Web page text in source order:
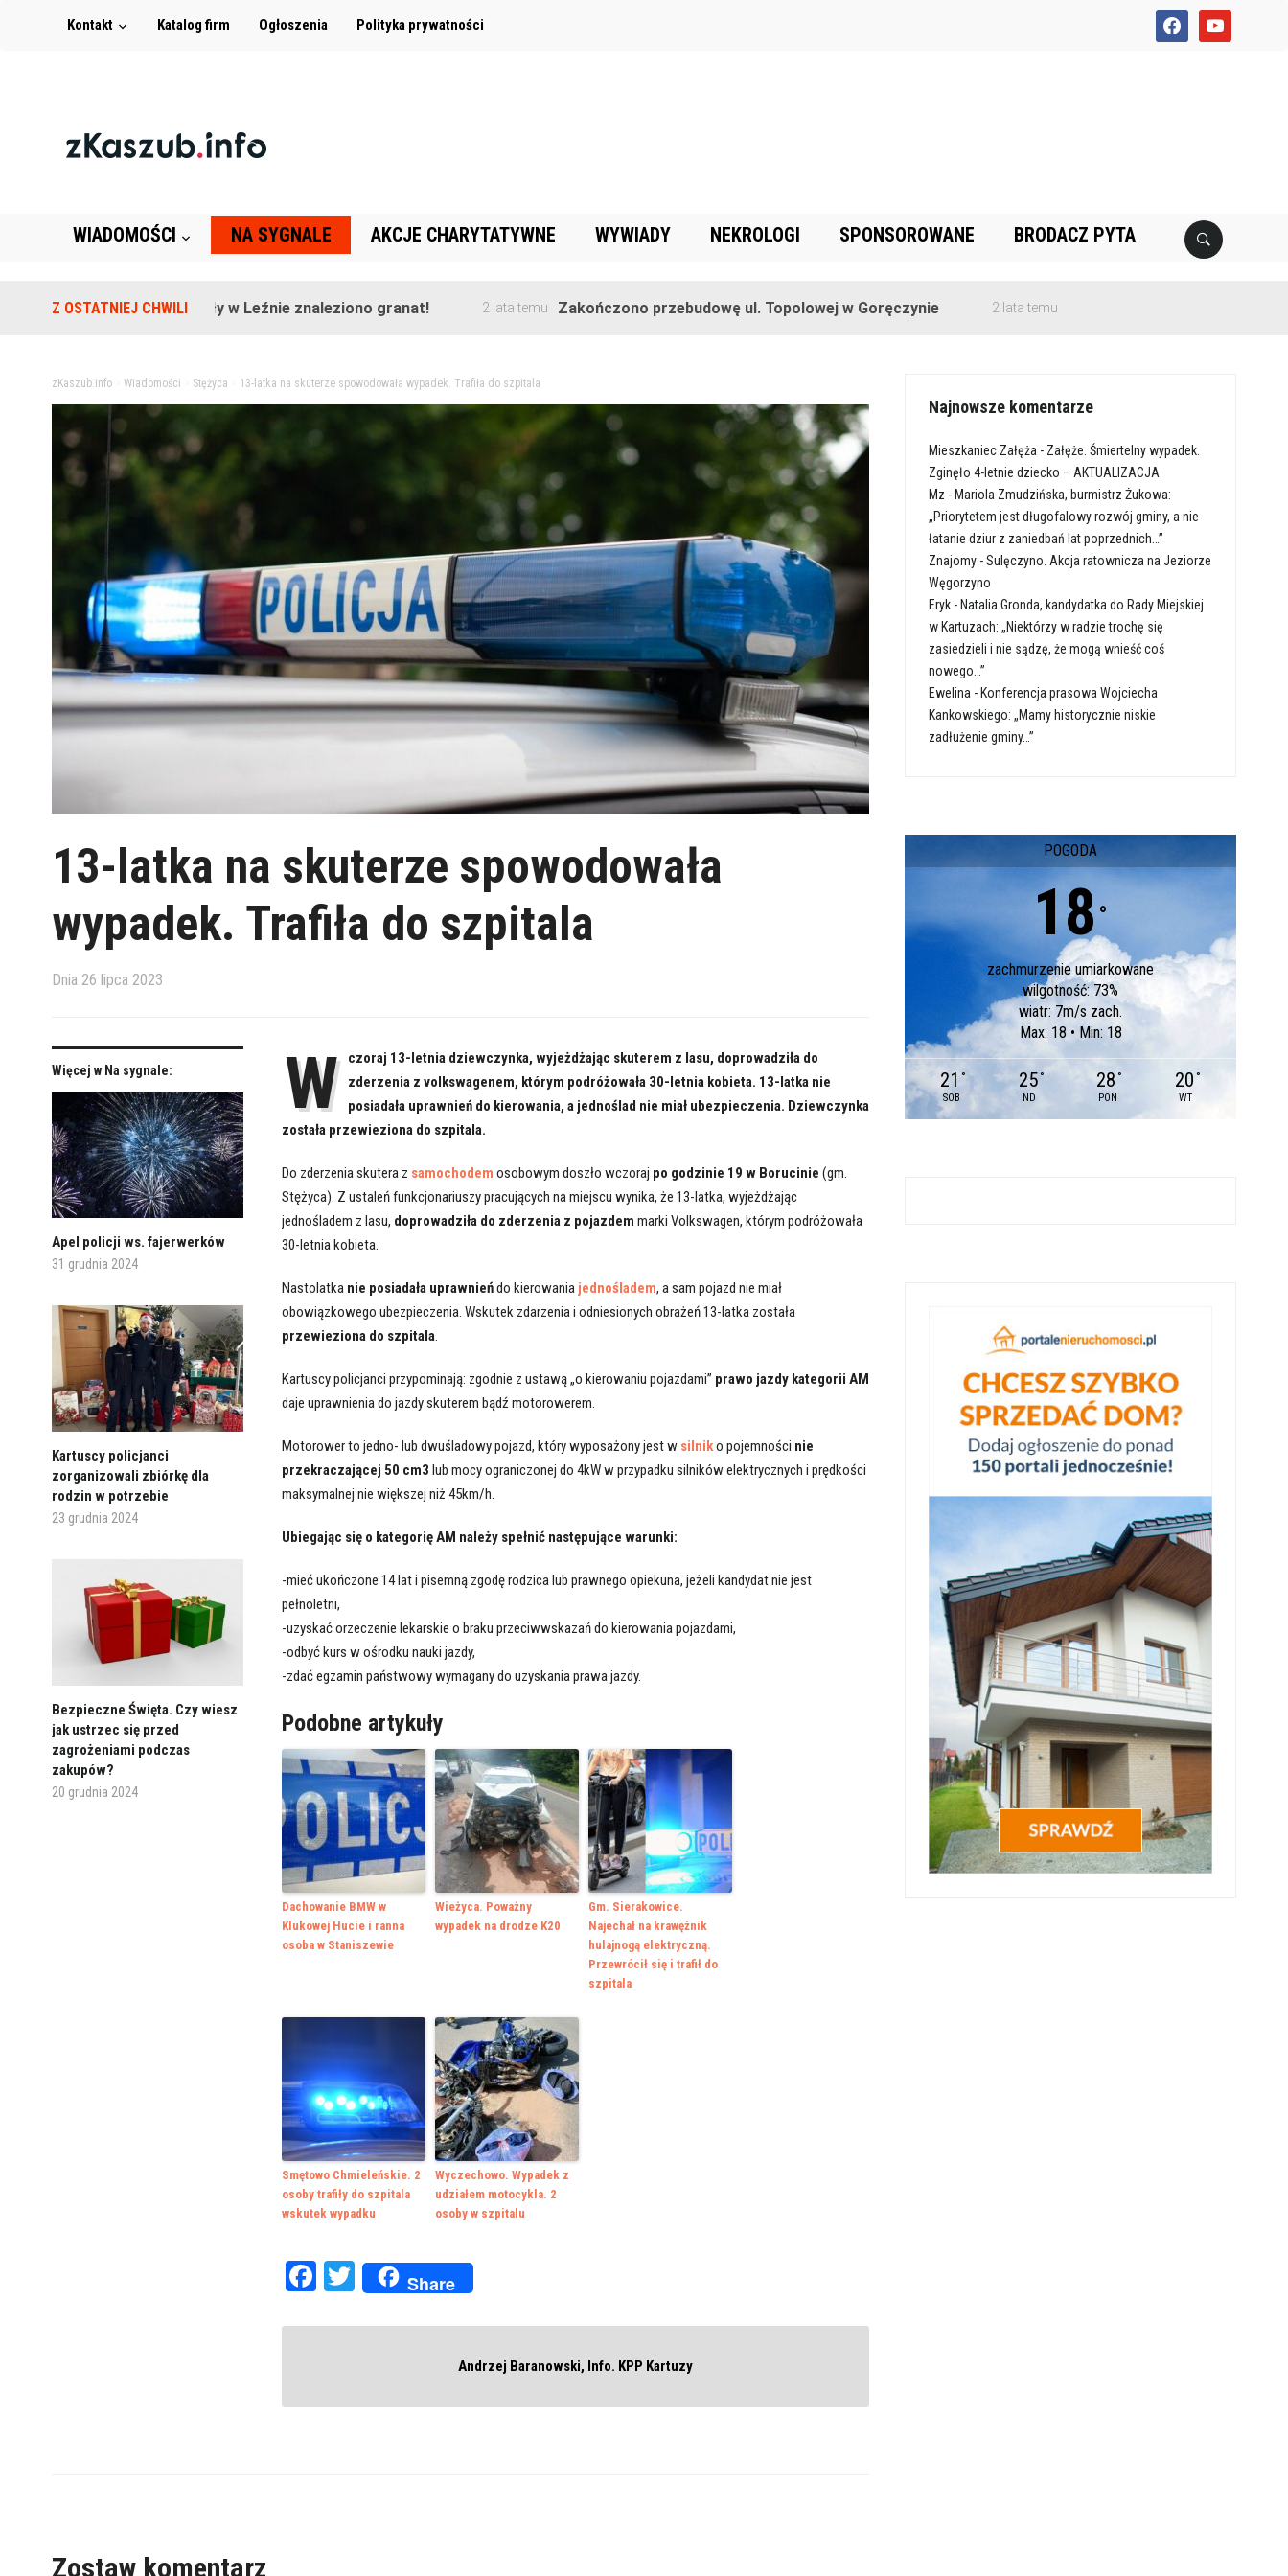
facebookyoutube
Kontakt Katalog firm Ogłoszenia Polityka prywatności
WIADOMOŚCI NA SYGNALE AKCJE CHARYTATYWNE WYWIADY NEKROLOGI SPONSOROWANE BRODACZ PYTA
Z OSTATNIEJ CHWILI
Na terenie szkoły w Leźnie znaleziono granat! 2 lata temu Zakończono przebudowę ul. Topolowej w Goręczynie 2 lata temu
zKaszub.info> Wiadomości Stężyca 13-latka na skuterze spowodowała wypadek. Trafiła do szpitala
13-latka na skuterze spowodowała
wypadek. Trafiła do szpitala
Dnia 26 lipca 2023
Więcej w Na sygnale:
Apel policji ws. fajerwerków
31 grudnia 2024
Kartuscy policjanci
zorganizowali zbiórkę dla
rodzin w potrzebie
23 grudnia 2024
Bezpieczne Święta. Czy wiesz
jak ustrzec się przed
zagrożeniami podczas
zakupów?
20 grudnia 2024
W
czoraj 13-letnia dziewczynka, wyjeżdżając skuterem z lasu, doprowadziła do
zderzenia z volkswagenem, którym podróżowała 30-letnia kobieta. 13-latka nie
posiadała uprawnień do kierowania, a jednoślad nie miał ubezpieczenia. Dziewczynka
została przewieziona do szpitala.
Do zderzenia skutera z samochodem osobowym doszło wczoraj po godzinie 19 w Borucinie (gm.
Stężyca). Z ustaleń funkcjonariuszy pracujących na miejscu wynika, że 13-latka, wyjeżdżając
jednośladem z lasu, doprowadziła do zderzenia z pojazdem marki Volkswagen, którym podróżowała
30-letnia kobieta.
Nastolatka nie posiadała uprawnieńdo kierowania jednośladem, a sam pojazd nie miał
obowiązkowego ubezpieczenia. Wskutek zdarzenia i odniesionych obrażeń 13-latka została
przewieziona do szpitala
Kartuscy policjanci przypominają: zgodnie z ustawą „o kierowaniu pojazdami” prawo jazdy kategorii AM
daje uprawnienia do jazdy skuterem bądź motorowerem.
Motorower to jedno- lub dwuśladowy pojazd, który wyposażony jest w silniko pojemności nie
przekraczającej 50 cm3 lub mocy ograniczonej do 4kW w przypadku silników elektrycznych i prędkości
maksymalnej nie większej niż 45km/h.
Ubiegając się o kategorię AM należy spełnić następujące warunki:
-mieć ukończone 14 lat i pisemną zgodę rodzica lub prawnego opiekuna, jeżeli kandydat nie jest
pełnoletni,
-uzyskać orzeczenie lekarskie o braku przeciwwskazań do kierowania pojazdami,
-odbyć kurs w ośrodku nauki jazdy,
-zdać egzamin państwowy wymagany do uzyskania prawa jazdy.
Podobne artykuły
Dachowanie BMW w
Klukowej Hucie i ranna
osoba w Staniszewie
Wieżyca. Poważny
wypadek na drodze K20
Gm. Sierakowice.
Najechał na krawężnik
hulajnogą elektryczną.
Przewrócił się i trafił do
szpitala
Smętowo Chmieleńskie. 2
osoby trafiły do szpitala
wskutek wypadku
Wyczechowo. Wypadek z
udziałem motocykla. 2
osoby w szpitalu
Facebook
Twitter
Share
Andrzej Baranowski, Info. KPP Kartuzy
Zostaw komentarz
Najnowsze komentarze
Mieszkaniec Załęża - Załęże. Śmiertelny wypadek.
Zginęło 4-letnie dziecko – AKTUALIZACJA
Mz - Mariola Zmudzińska, burmistrz Żukowa:
„Priorytetem jest długofalowy rozwój gminy, a nie
łatanie dziur z zaniedbań lat poprzednich…”
Znajomy -Sulęczyno. Akcja ratownicza na Jeziorze
Węgorzyno
Eryk - Natalia Gronda, kandydatka do Rady Miejskiej
w Kartuzach: „Niektórzy w radzie trochę się
zasiedzieli i nie sądzę, że mogą wnieść coś
nowego…”
Ewelina - Konferencja prasowa Wojciecha
Kankowskiego: „Mamy historycznie niskie
zadłużenie gminy…”
POGODA
18 °
zachmurzenie umiarkowane
wilgotność: 73%
wiatr: 7m/s zach.
Max: 18 • Min: 18
21 °
SOB
25 °
ND
28 °
PON
20 °
WT